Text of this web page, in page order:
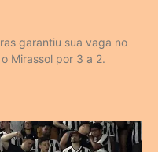
garantiu sua vaga no
Mirassol por 3 a 2.